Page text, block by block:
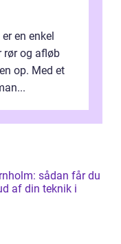
en enkel
rør og afløb
op. Med et
sådan får du
af din teknik i